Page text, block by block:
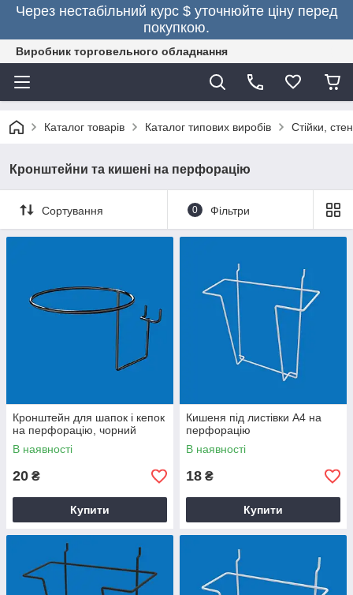
Через нестабільний курс $ уточнюйте ціну перед
покупкою.
Виробник торговельного обладнання
Каталог товарів Каталог типових виробів Стійки,
Кронштейни та кишені на перфорацію
Сортування 0 Фільтри
Кронштейн для шапок і кепок
на перфорацію, чорний
В наявності
20 ₴
Купити
Кишеня під листівки А4 на
перфорацію
В наявності
18 ₴
Купити